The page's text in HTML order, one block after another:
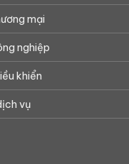
mại
nghiệp
khiển
vụ